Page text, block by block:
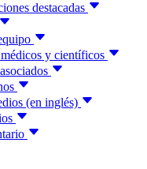
destacadas
y científicos
(en inglés)